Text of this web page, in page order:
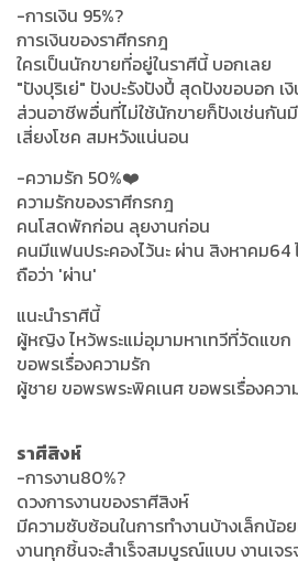
-การเงิน 95%?
การเงินของราศีกรกฎ
ใครเป็นนักขายที่อยู่ในราศีนี้ บอกเลย
"ปังปุริเย่" ปังปะรังปังปี้ สุดปังขอบอก เ
ส่วนอาชีพอื่นที่ไม่ใช้นักขายก็ปังเช่นกัน
เสี่ยงโชค สมหวังแน่นอน
-ความรัก 50%❤️
ความรักของราศีกรกฎ
คนโสดพักก่อน ลุยงานก่อน
คนมีแฟนประคองไว้นะ ผ่าน สิงหาคม64
ถือว่า 'ผ่าน'
แนะนำราศีนี้
ผู้หญิง ไหว้พระแม่อุมามหาเทวีที่วัดแขก
ขอพรเรื่องความรัก
ผู้ชาย ขอพรพระพิคเนศ ขอพรเรื่องควา
ราศีสิงห์
-การงาน80%?
ดวงการงานของราศีสิงห์
มีความซับซ้อนในการทำงานบ้างเล็กน้อ
งานทุกชิ้นจะสำเร็จสมบูรณ์แบบ งานเจ